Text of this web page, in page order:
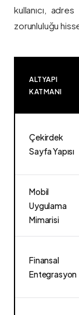
kullanıcı,
zorunluluğu
ALTYAPI
KATMANI
Çekirdek
Sayfa Yapısı
Mobil
Uygulama
Mimarisi
Finansal
Entegrasyon